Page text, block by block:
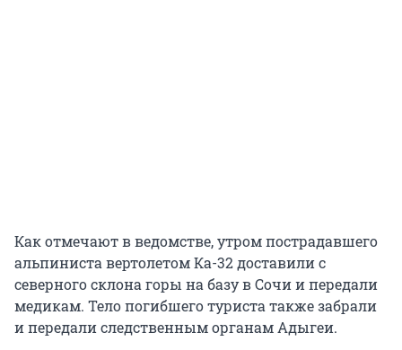
Как отмечают в ведомстве, утром пострадавшего
альпиниста вертолетом Ка-32 доставили с
северного склона горы на базу в Сочи и передали
медикам. Тело погибшего туриста также забрали
и передали следственным органам Адыгеи.